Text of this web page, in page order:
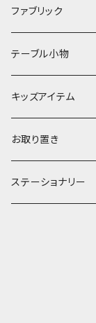
フラワーベース
ランプ
その他
プレート
ボウル
お茶碗
汁椀・丼ぶり
バッグ
エプロン
財布・ポーチ
雨傘・日傘
靴・くつした
ファブリック
タオル
クッションカバー
スローケット
テーブル小物
キッズアイテム
靴
スタイ・エプロン
お取り置き
ステーショナリー